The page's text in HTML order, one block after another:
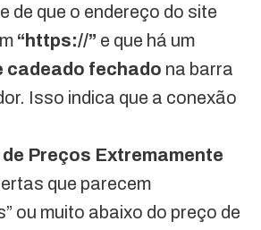
de que o endereço do site
“https://” e que há um
cadeado fechado na barra
Isso indica que a conexão
Preços Extremamente
que parecem
ou muito abaixo do preço de